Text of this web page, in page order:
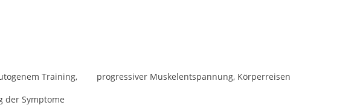
Training, progressiver Muskelentspannung, Körperreisen
Symptome